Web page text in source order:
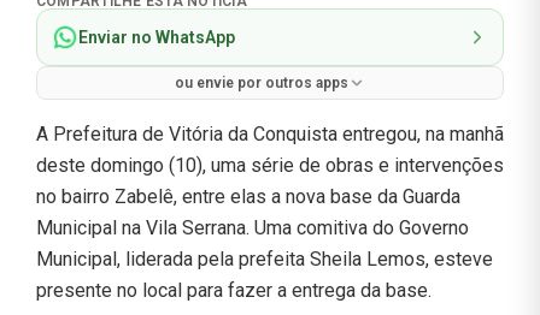
Enviar no WhatsApp
ou envie por outros apps
A Prefeitura de Vitória da Conquista entregou, na manhã
deste domingo (10), uma série de obras e intervenções
no bairro Zabelê, entre elas a nova base da Guarda
Municipal na Vila Serrana. Uma comitiva do Governo
Municipal, liderada pela prefeita Sheila Lemos, esteve
presente no local para fazer a entrega da base.